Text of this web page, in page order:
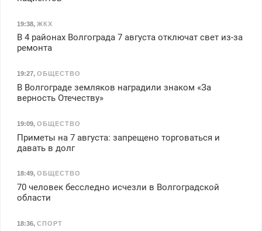
19:38, ЖКХ
В 4 районах Волгограда 7 августа отключат свет из-за
ремонта
19:27, ОБЩЕСТВО
В Волгограде земляков наградили знаком «За
верность Отечеству»
19:09, ОБЩЕСТВО
Приметы на 7 августа: запрещено торговаться и
давать в долг
18:49, ОБЩЕСТВО
70 человек бесследно исчезли в Волгоградской
области
18:36, СПОРТ